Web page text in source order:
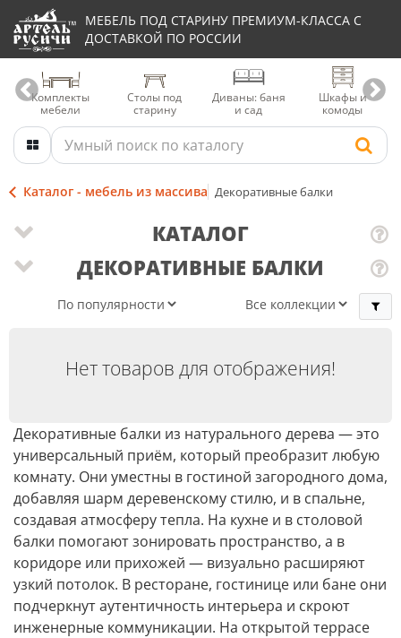
МЕБЕЛЬ ПОД СТАРИНУ ПРЕМИУМ-КЛАССА С
ДОСТАВКОЙ ПО РОССИИ
Комплекты
мебели
Столы под
старину
Диваны: баня
и сад
Шкафы и
комоды
Каталог - мебель из массива Декоративные балки
ДЕКОРАТИВНЫЕ БАЛКИ
Нет товаров для отображения!
КАТАЛОГ
Декоративные балки из натурального дерева — это
универсальный приём, который преобразит любую
комнату. Они уместны в гостиной загородного дома,
добавляя шарм деревенскому стилю, и в спальне,
создавая атмосферу тепла. На кухне и в столовой
балки помогают зонировать пространство, а в
коридоре или прихожей — визуально расширяют
узкий потолок. В ресторане, гостинице или бане они
подчеркнут аутентичность интерьера и скроют
инженерные коммуникации. На открытой террасе